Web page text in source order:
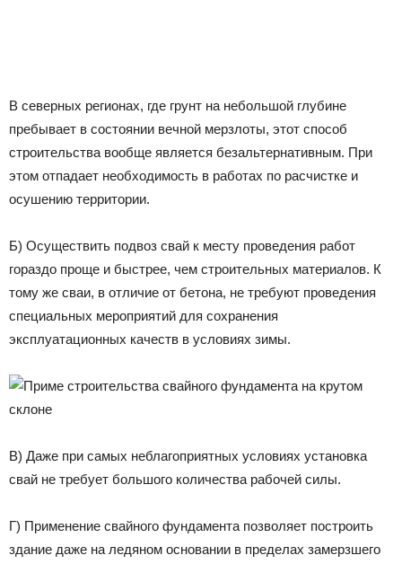
В северных регионах, где грунт на небольшой глубине
пребывает в состоянии вечной мерзлоты, этот способ
строительства вообще является безальтернативным. При
этом отпадает необходимость в работах по расчистке и
осушению территории.
Б) Осуществить подвоз свай к месту проведения работ
гораздо проще и быстрее, чем строительных материалов. К
тому же сваи, в отличие от бетона, не требуют проведения
специальных мероприятий для сохранения
эксплуатационных качеств в условиях зимы.
В) Даже при самых неблагоприятных условиях установка
свай не требует большого количества рабочей силы.
Г) Применение свайного фундамента позволяет построить
здание даже на ледяном основании в пределах замерзшего